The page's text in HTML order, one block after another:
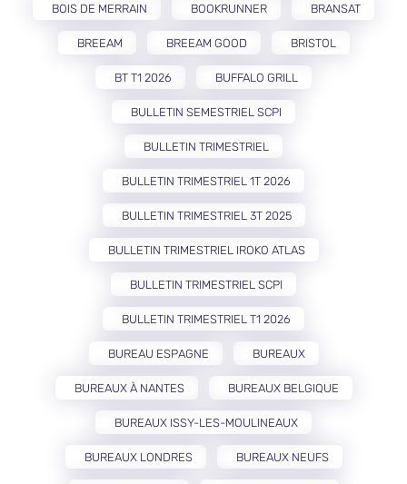
BOIS DE MERRAIN BOOKRUNNER BRANSAT
BREEAM BREEAM GOOD BRISTOL
BT T1 2026 BUFFALO GRILL
BULLETIN SEMESTRIEL SCPI
BULLETIN TRIMESTRIEL
BULLETIN TRIMESTRIEL 1T 2026
BULLETIN TRIMESTRIEL 3T 2025
BULLETIN TRIMESTRIEL IROKO ATLAS
BULLETIN TRIMESTRIEL SCPI
BULLETIN TRIMESTRIEL T1 2026
BUREAU ESPAGNE BUREAUX
BUREAUX À NANTES BUREAUX BELGIQUE
BUREAUX ISSY-LES-MOULINEAUX
BUREAUX LONDRES BUREAUX NEUFS